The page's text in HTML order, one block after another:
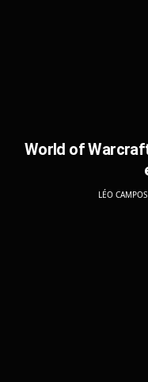
World of
LÉO CAMPOS